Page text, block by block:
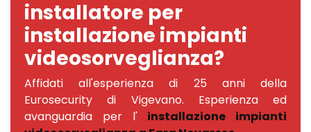
installatore per
installazione impianti
videosorveglianza?
Affidati all'esperienza di 25 anni della
Eurosecurity di Vigevano. Esperienza ed
avanguardia per l' installazione impianti